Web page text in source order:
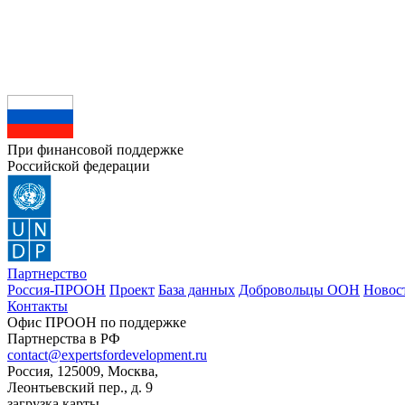
При финансовой поддержке
Российской федерации
Партнерство
Россия-ПРООН Проект База данных Добровольцы ООН
Контакты
Офис ПРООН по поддержке
Партнерства в РФ
contact@expertsfordevelopment.ru
Россия, 125009, Москва,
Леонтьевский пер., д. 9